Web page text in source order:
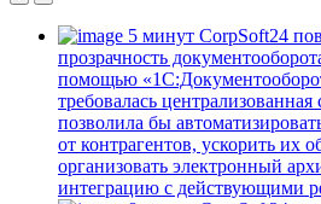
5 минут CorpSoft24
прозрачность
помощью
требовалась централизованная
позволила бы
от контрагентов, ускорить их
организовать электронный
интеграцию с действующими